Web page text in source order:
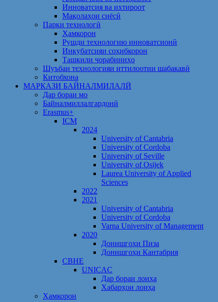
Инноватсия ва ихтироот
Мақолаҳои сиёсӣ
Парки технологӣ
Ҳамкорон
Рушди технологию инноватсионӣ
Инкубатсияи соҳибкорон
Ташкили чорабиниҳо
Шуъбаи технологияи иттилоотии шабакавӣ
Китобхона
МАРКАЗИ БАЙНАЛМИЛАЛӢ
Дар бораи мо
Байналмиллалгардонӣ
Erasmus+
ICM
2024
University of Cantabria
University of Cordoba
University of Seville
University of Osijek
Laurea University of Applied
Sciences
2022
2021
University of Cantabria
University of Cordoba
Varna University of Management
2020
Донишгоҳи Пиза
Донишгоҳи Кантабрия
CBHE
UNICAC
Дар бораи лоиҳа
Хабарҳои лоиҳа
Ҳамкорон